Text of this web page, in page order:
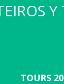
Y
TOURS